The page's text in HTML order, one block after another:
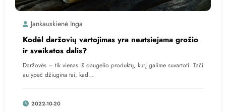
Jankauskienė Inga
Kodėl daržovių vartojimas yra neatsiejama grožio
ir sveikatos dalis?
Daržovės – tik vienas iš daugelio produktų, kurį galime suvartoti. Tači
au ypač džiugina tai, kad…
2022-10-20